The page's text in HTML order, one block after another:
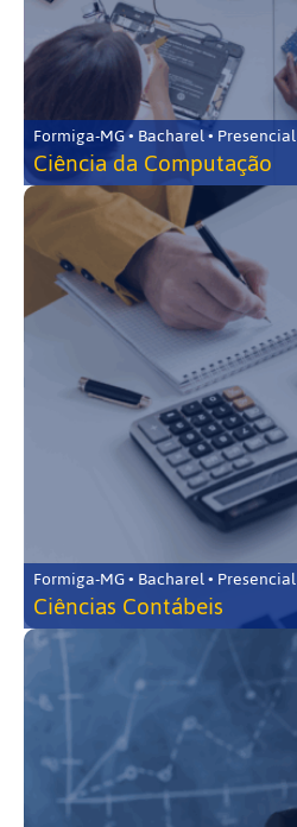
Formiga-MG • Bacharel • Presencial
Ciência da Computação
Formiga-MG • Bacharel • Presencial
Ciências Contábeis